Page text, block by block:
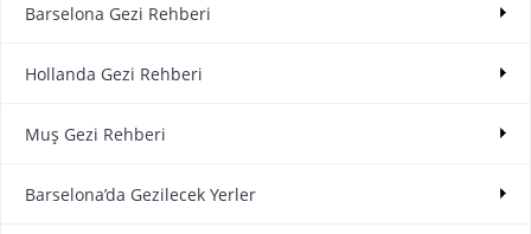
Barselona Gezi Rehberi
Hollanda Gezi Rehberi
Muş Gezi Rehberi
Barselona’da Gezilecek Yerler